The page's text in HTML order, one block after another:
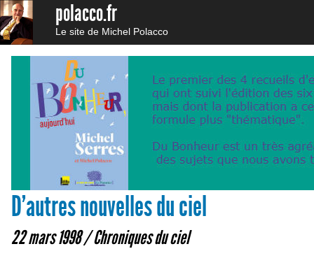
polacco.fr
Le site de Michel Polacco
D’autres nouvelles du ciel
22 mars 1998 /Chroniques du ciel